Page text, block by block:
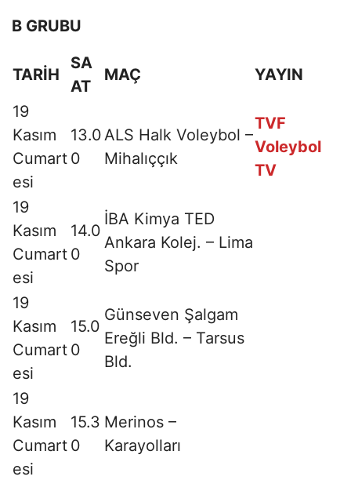
B GRUBU
TARİH
SA
AT
MAÇ
YAYIN
19
Kasım
Cumart
esi
13.0
0
ALS Halk Voleybol –
Mihalıççık
TVF
Voleybol
TV
19
Kasım
Cumart
esi
14.0
0
İBA Kimya TED
Ankara Kolej. – Lima
Spor
19
Kasım
Cumart
esi
15.0
0
Günseven Şalgam
Ereğli Bld. – Tarsus
Bld.
19
Kasım
Cumart
esi
15.3
0
Merinos –
Karayolları